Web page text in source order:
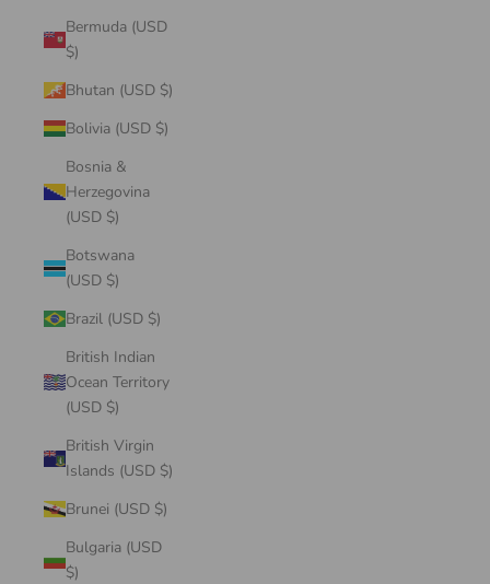
Bermuda (USD
$)
Bhutan (USD $)
Bolivia (USD $)
Bosnia &
Herzegovina
(USD $)
Botswana
(USD $)
Brazil (USD $)
British Indian
Ocean Territory
(USD $)
British Virgin
Islands (USD $)
Brunei (USD $)
Bulgaria (USD
$)